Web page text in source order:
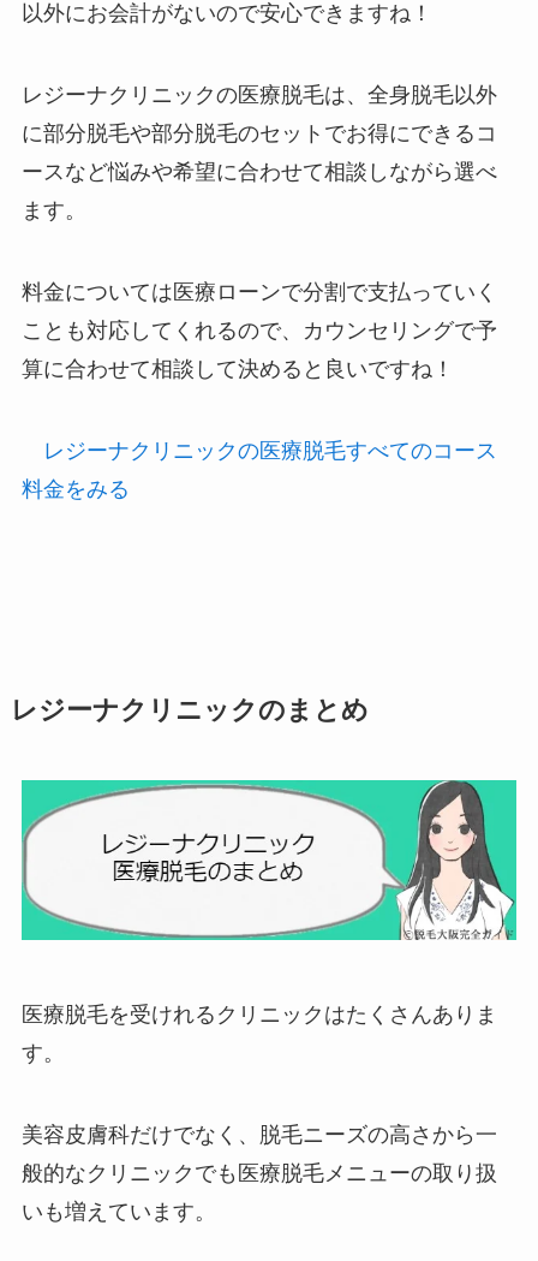
以外にお会計がないので安心できますね！
レジーナクリニックの医療脱毛は、全身脱毛以外
に部分脱毛や部分脱毛のセットでお得にできるコ
ースなど悩みや希望に合わせて相談しながら選べ
ます。
料金については医療ローンで分割で支払っていく
ことも対応してくれるので、カウンセリングで予
算に合わせて相談して決めると良いですね！
レジーナクリニックの医療脱毛すべてのコース
料金をみる
レジーナクリニックのまとめ
医療脱毛を受けれるクリニックはたくさんありま
す。
美容皮膚科だけでなく、脱毛ニーズの高さから一
般的なクリニックでも医療脱毛メニューの取り扱
いも増えています。